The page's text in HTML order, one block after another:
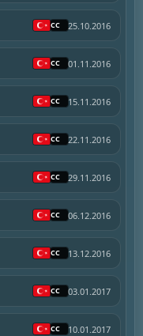
25.10.2016
01.11.2016
15.11.2016
22.11.2016
29.11.2016
06.12.2016
13.12.2016
03.01.2017
10.01.2017